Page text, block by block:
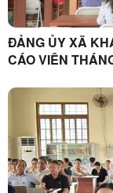
ĐẢNG ỦY XÃ
CÁO VIÊN